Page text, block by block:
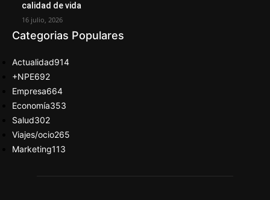
calidad de vida
16 julio, 2026
Categorias Populares
Actualidad914
+NPE692
Empresa664
Economía353
Salud302
Viajes/ocio265
Marketing113